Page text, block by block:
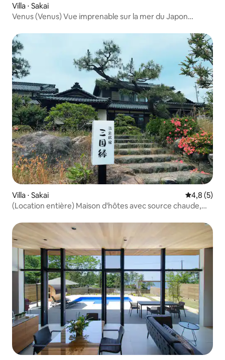
Villa ⋅ Sakai
Venus (Venus) Vue imprenable sur la mer du Japon
Tojinbo
Villa ⋅ Sakai Évaluation
4,8 (5)
(Location entière) Maison d'hôtes avec source chaude,
japonaise, accès à la plage à pied, à 8 minutes de la gare de
Sango, bus direct pour la gare d'Awara